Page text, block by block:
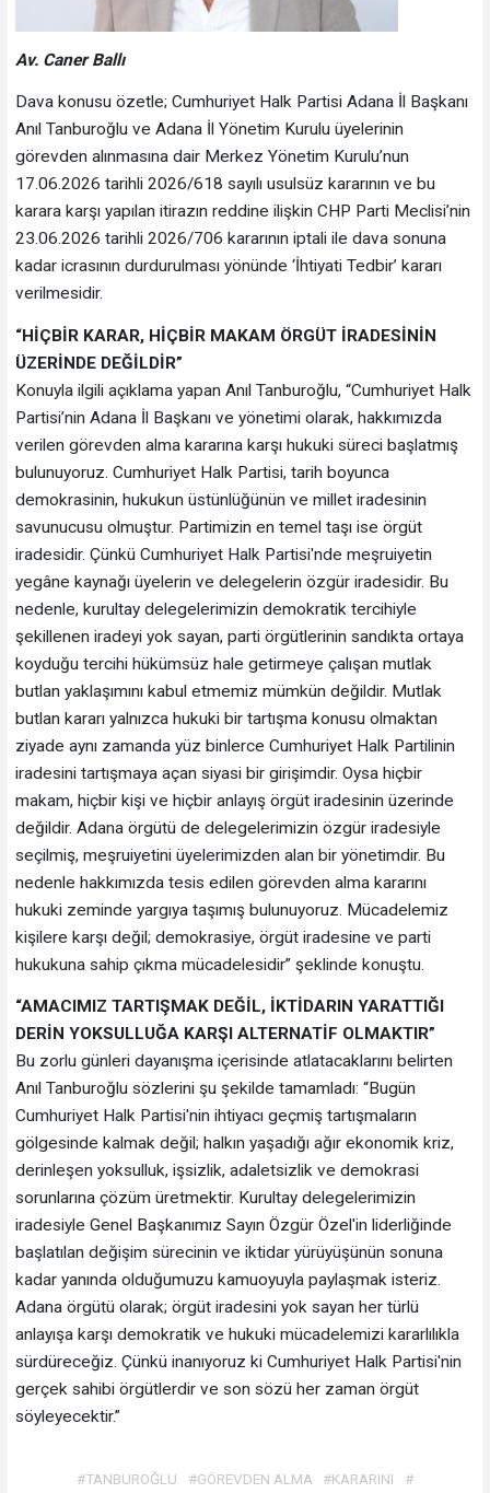
Av. Caner Ballı
Dava konusu özetle; Cumhuriyet Halk Partisi Adana İl Başkanı
Anıl Tanburoğlu ve Adana İl Yönetim Kurulu üyelerinin
görevden alınmasına dair Merkez Yönetim Kurulu’nun
17.06.2026 tarihli 2026/618 sayılı usulsüz kararının ve bu
karara karşı yapılan itirazın reddine ilişkin CHP Parti Meclisi’nin
23.06.2026 tarihli 2026/706 kararının iptali ile dava sonuna
kadar icrasının durdurulması yönünde ‘İhtiyati Tedbir’ kararı
verilmesidir.
“HİÇBİR KARAR, HİÇBİR MAKAM ÖRGÜT İRADESİNİN
ÜZERİNDE DEĞİLDİR”
Konuyla ilgili açıklama yapan Anıl Tanburoğlu, “Cumhuriyet Halk
Partisi’nin Adana İl Başkanı ve yönetimi olarak, hakkımızda
verilen görevden alma kararına karşı hukuki süreci başlatmış
bulunuyoruz. Cumhuriyet Halk Partisi, tarih boyunca
demokrasinin, hukukun üstünlüğünün ve millet iradesinin
savunucusu olmuştur. Partimizin en temel taşı ise örgüt
iradesidir. Çünkü Cumhuriyet Halk Partisi'nde meşruiyetin
yegâne kaynağı üyelerin ve delegelerin özgür iradesidir. Bu
nedenle, kurultay delegelerimizin demokratik tercihiyle
şekillenen iradeyi yok sayan, parti örgütlerinin sandıkta ortaya
koyduğu tercihi hükümsüz hale getirmeye çalışan mutlak
butlan yaklaşımını kabul etmemiz mümkün değildir. Mutlak
butlan kararı yalnızca hukuki bir tartışma konusu olmaktan
ziyade aynı zamanda yüz binlerce Cumhuriyet Halk Partilinin
iradesini tartışmaya açan siyasi bir girişimdir. Oysa hiçbir
makam, hiçbir kişi ve hiçbir anlayış örgüt iradesinin üzerinde
değildir. Adana örgütü de delegelerimizin özgür iradesiyle
seçilmiş, meşruiyetini üyelerimizden alan bir yönetimdir. Bu
nedenle hakkımızda tesis edilen görevden alma kararını
hukuki zeminde yargıya taşımış bulunuyoruz. Mücadelemiz
kişilere karşı değil; demokrasiye, örgüt iradesine ve parti
hukukuna sahip çıkma mücadelesidir” şeklinde konuştu.
“AMACIMIZ TARTIŞMAK DEĞİL, İKTİDARIN YARATTIĞI
DERİN YOKSULLUĞA KARŞI ALTERNATİF OLMAKTIR”
Bu zorlu günleri dayanışma içerisinde atlatacaklarını belirten
Anıl Tanburoğlu sözlerini şu şekilde tamamladı: “Bugün
Cumhuriyet Halk Partisi'nin ihtiyacı geçmiş tartışmaların
gölgesinde kalmak değil; halkın yaşadığı ağır ekonomik kriz,
derinleşen yoksulluk, işsizlik, adaletsizlik ve demokrasi
sorunlarına çözüm üretmektir. Kurultay delegelerimizin
iradesiyle Genel Başkanımız Sayın Özgür Özel'in liderliğinde
başlatılan değişim sürecinin ve iktidar yürüyüşünün sonuna
kadar yanında olduğumuzu kamuoyuyla paylaşmak isteriz.
Adana örgütü olarak; örgüt iradesini yok sayan her türlü
anlayışa karşı demokratik ve hukuki mücadelemizi kararlılıkla
sürdüreceğiz. Çünkü inanıyoruz ki Cumhuriyet Halk Partisi'nin
gerçek sahibi örgütlerdir ve son sözü her zaman örgüt
söyleyecektir.”
#TANBUROĞLU #GÖREVDEN ALMA #KARARINI #